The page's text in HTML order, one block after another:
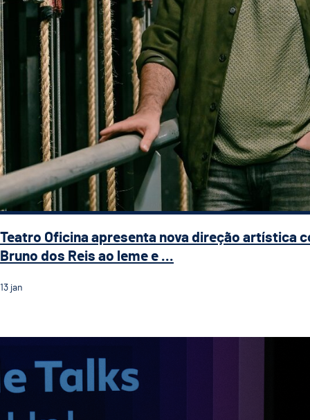
Teatro Oficina apresenta nova direção artística
Bruno dos Reis ao leme e ...
13 jan